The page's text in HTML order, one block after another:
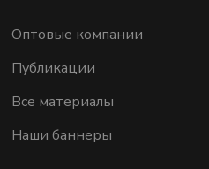
Оптовые компании
Публикации
Все материалы
Наши баннеры